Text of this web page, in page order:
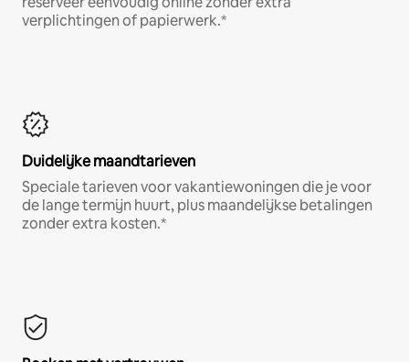
verplichtingen of papierwerk.*
Duidelijke maandtarieven
Speciale tarieven voor vakantiewoningen die je voor
de lange termijn huurt, plus maandelijkse betalingen
zonder extra kosten.*